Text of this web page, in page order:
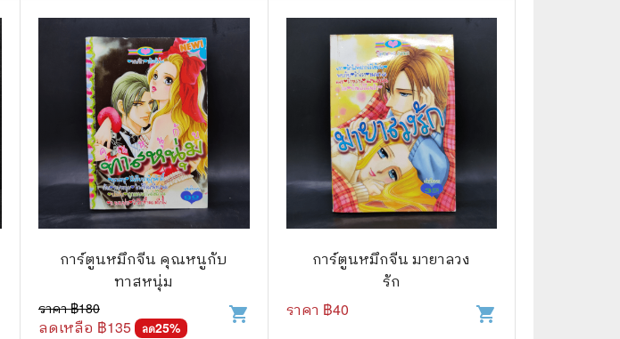
การ์ตูนหมึกจีน คุณหนูกับ
ทาสหนุ่ม
ราคา ฿180
ลดเหลือ ฿135 ลด25%
shopping_cart
การ์ตูนหมึกจีน มายาลวง
รัก
ราคา ฿40 shopping_cart
🎥 ของสะสมจากหนังและการ์ตูน
📅 ปฏิทินเก่า